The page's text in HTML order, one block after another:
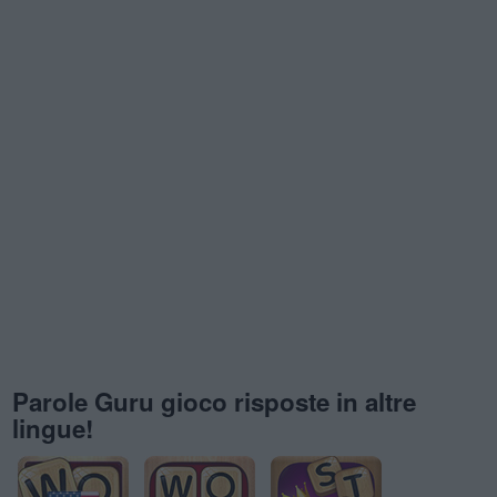
Parole Guru gioco risposte in altre
lingue!